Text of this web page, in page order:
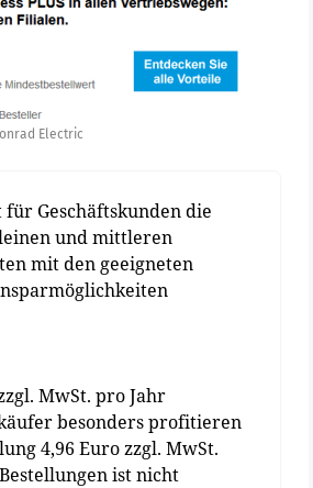
Electric
für Geschäftskunden die
und mittleren
mit den geeigneten
MwSt. pro Jahr
besonders profitieren
4,96 Euro zzgl. MwSt.
ist nicht